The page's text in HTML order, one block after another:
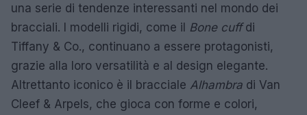
una serie di tendenze interessanti nel mondo dei
bracciali. I modelli rigidi, come il Bone cuffdi
Tiffany & Co., continuano a essere protagonisti,
grazie alla loro versatilità e al design elegante.
Altrettanto iconico è il bracciale Alhambra di Van
Cleef & Arpels, che gioca con forme e colori,